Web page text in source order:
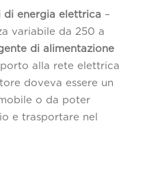
di energia elettrica –
variabile da 250 a
di alimentazione
alla rete elettrica
doveva essere un
o da poter
e trasportare nel